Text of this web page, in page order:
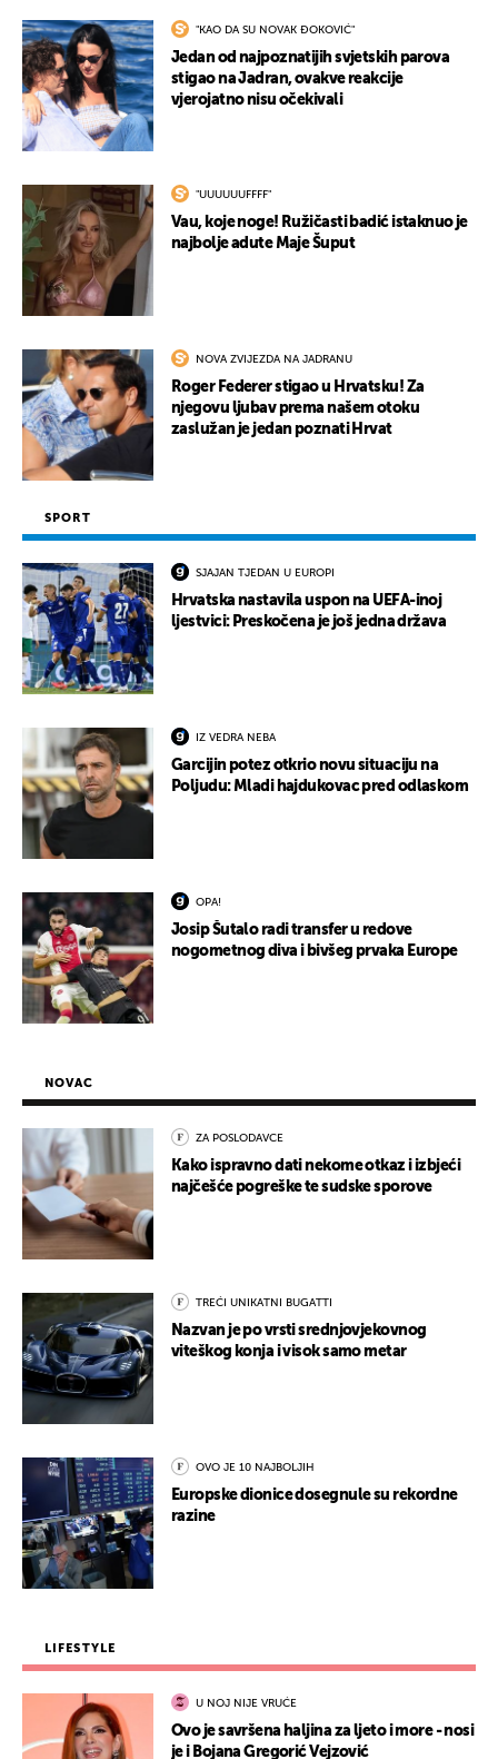
"KAO DA SU NOVAK ĐOKOVIĆ"
Jedan od najpoznatijih svjetskih parova
stigao na Jadran, ovakve reakcije
vjerojatno nisu očekivali
"UUUUUUFFFF"
Vau, koje noge! Ružičasti badić istaknuo je
najbolje adute Maje Šuput
NOVA ZVIJEZDA NA JADRANU
Roger Federer stigao u Hrvatsku! Za
njegovu ljubav prema našem otoku
zaslužan je jedan poznati Hrvat
SPORT
SJAJAN TJEDAN U EUROPI
Hrvatska nastavila uspon na UEFA-inoj
ljestvici: Preskočena je još jedna država
IZ VEDRA NEBA
Garcijin potez otkrio novu situaciju na
Poljudu: Mladi hajdukovac pred odlaskom
OPA!
Josip Šutalo radi transfer u redove
nogometnog diva i bivšeg prvaka Europe
NOVAC
ZA POSLODAVCE
Kako ispravno dati nekome otkaz i izbjeći
najčešće pogreške te sudske sporove
TREĆI UNIKATNI BUGATTI
Nazvan je po vrsti srednjovjekovnog
viteškog konja i visok samo metar
OVO JE 10 NAJBOLJIH
Europske dionice dosegnule su rekordne
razine
LIFESTYLE
U NOJ NIJE VRUĆE
Ovo je savršena haljina za ljeto i more - nosi
je i Bojana Gregorić Vejzović
UKLJUČITE NOTIFIKACIJE